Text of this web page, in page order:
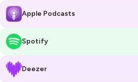
legacy, et comment ?
On aborde tout ça en un peu plus de 30
____
Basée à Lyon depuis 2007, AXOPEN est
mesure, constituée de plus de 50
technologies et en développement.
Apple Podcasts
Spotify
Deezer